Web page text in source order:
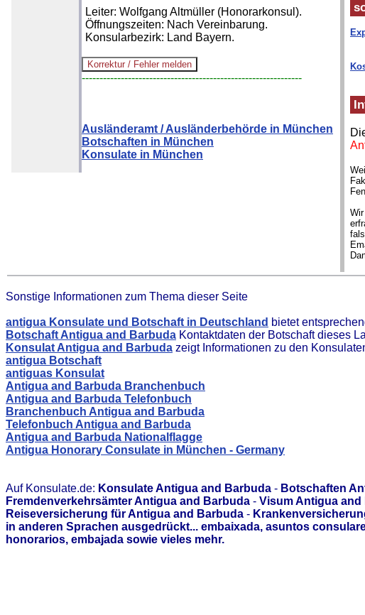
Leiter: Wolfgang Altmüller (Honorarkonsul).
Öffnungszeiten: Nach Vereinbarung.
Konsularbezirk: Land Bayern.
--------------------------------------------------------------
Ausländeramt / Ausländerbehörde in München
Botschaften in München
Konsulate in München
Sonstige Informationen zum Thema dieser Seite
antigua Konsulate und Botschaft in Deutschland bietet
Botschaft Antigua and Barbuda Kontaktdaten der Botschaft dieses
Konsulat Antigua and Barbuda zeigt Informationen zu den
antigua Botschaft
antiguas Konsulat
Antigua and Barbuda Branchenbuch
Antigua and Barbuda Telefonbuch
Branchenbuch Antigua and Barbuda
Telefonbuch Antigua and Barbuda
Antigua and Barbuda Nationalflagge
Antigua Honorary Consulate in München - Germany
Auf Konsulate.de: Konsulate Antigua and Barbuda - Botschaften
Fremdenverkehrsämter Antigua and Barbuda - Visum Antigua and
Reiseversicherung für Antigua and Barbuda -
in anderen Sprachen ausgedrückt... embaixada, asuntos
honorarios, embajada sowie vieles mehr.